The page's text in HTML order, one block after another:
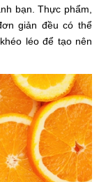
bạn. Thực phẩm,
giản đều có thể
léo để tạo nên